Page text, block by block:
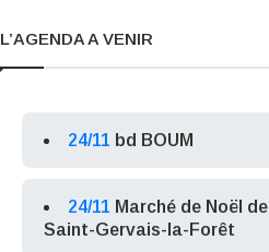
L’AGENDA A VENIR
24/11 bd BOUM
24/11 Marché de Noël de
Saint-Gervais-la-Forêt